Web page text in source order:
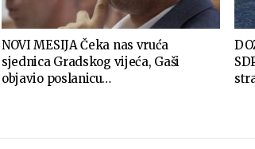
NOVI MESIJA Čeka nas vruća
sjednica Gradskog vijeća, Gaši
objavio poslanicu…